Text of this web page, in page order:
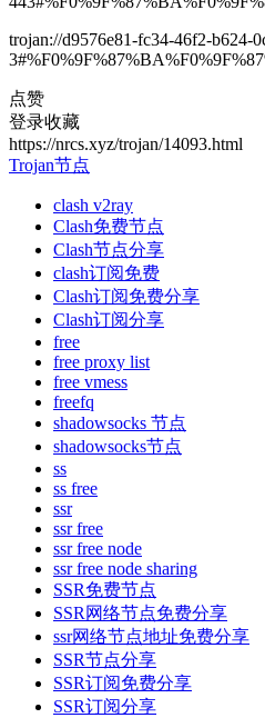
trojan://d9576e81-fc34-46f2-b624-
点赞
登录收藏
https://nrcs.xyz/trojan/14093.html
Trojan节点
clash v2ray
Clash免费节点
Clash节点分享
clash订阅免费
Clash订阅免费分享
Clash订阅分享
free
free proxy list
free vmess
freefq
shadowsocks 节点
shadowsocks节点
ss
ss free
ssr
ssr free
ssr free node
ssr free node sharing
SSR免费节点
SSR网络节点免费分享
ssr网络节点地址免费分享
SSR节点分享
SSR订阅免费分享
SSR订阅分享